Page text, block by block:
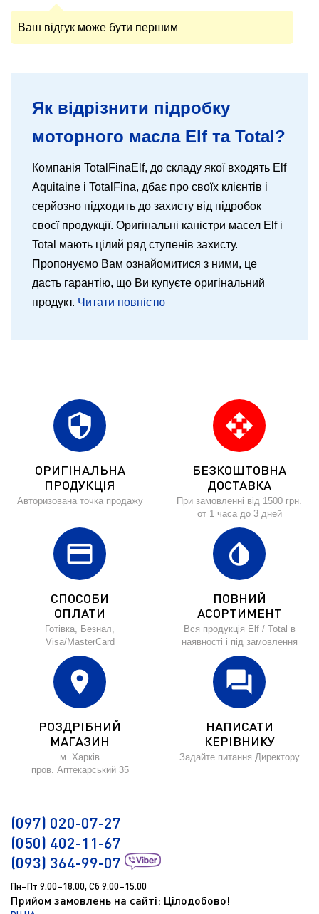
Ваш відгук може бути першим
Як відрізнити підробку
моторного масла Elf та Total?
Компанія TotalFinaElf, до складу якої входять Elf
Aquitaine і TotalFina, дбає про своїх клієнтів і
серйозно підходить до захисту від підробок
своєї продукції. Оригінальні каністри масел Elf і
Total мають цілий ряд ступенів захисту.
Пропонуємо Вам ознайомитися з ними, це
дасть гарантію, що Ви купуєте оригінальний
продукт. Читати повністю
security
ОРИГІНАЛЬНА
ПРОДУКЦІЯ
Авторизована точка продажу
open_with
БЕЗКОШТОВНА
ДОСТАВКА
При замовленні від 1500 грн.
от 1 часа до 3 дней
credit_card
СПОСОБИ
ОПЛАТИ
Готівка, Безнал,
Visa/MasterCard
invert_colors
ПОВНИЙ
АСОРТИМЕНТ
Вся продукція Elf / Total в
наявності і під замовлення
location_on
РОЗДРІБНИЙ
МАГАЗИН
м. Харків
пров. Аптекарський 35
forum
НАПИСАТИ
КЕРІВНИКУ
Задайте питання Директору
(097) 020-07-27
(050) 402-11-67
(093) 364-99-07
Пн–Пт 9.00–18.00, Сб 9.00–15.00
Прийом замовлень на сайті: Цілодобово!